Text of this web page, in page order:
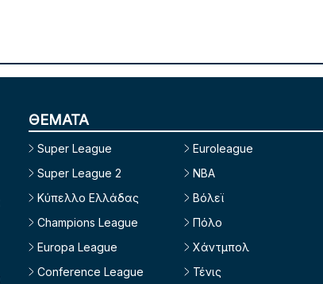
ΘΕΜΑΤΑ
Super League
Super League 2
Κύπελλο Ελλάδας
Champions League
Europa League
Conference League
Euroleague
NBA
Βόλεϊ
Πόλο
Χάντμπολ
Τένις